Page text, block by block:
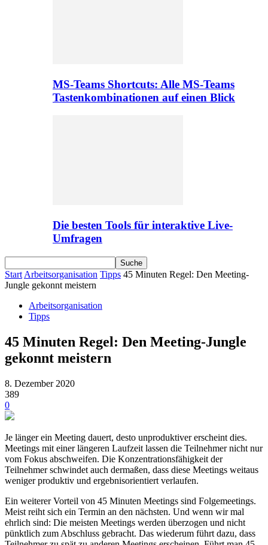
MS-Teams Shortcuts: Alle MS-Teams
Tastenkombinationen auf einen Blick
Die besten Tools für interaktive Live-
Umfragen
Start Arbeitsorganisation Tipps 45 Minuten Regel: Den Meeting-
Jungle gekonnt meistern
Arbeitsorganisation
Tipps
45 Minuten Regel: Den Meeting-Jungle
gekonnt meistern
8. Dezember 2020
389
0
Je länger ein Meeting dauert, desto unproduktiver erscheint dies.
Meetings mit einer längeren Laufzeit lassen die Teilnehmer nicht nur
vom Fokus abschweifen. Die Konzentrationsfähigkeit der
Teilnehmer schwindet auch dermaßen, dass diese Meetings weitaus
weniger produktiv und ergebnisorientiert verlaufen.
Ein weiterer Vorteil von 45 Minuten Meetings sind Folgemeetings.
Meist reiht sich ein Termin an den nächsten. Und wenn wir mal
ehrlich sind: Die meisten Meetings werden überzogen und nicht
pünktlich zum Abschluss gebracht. Das wiederum führt dazu, dass